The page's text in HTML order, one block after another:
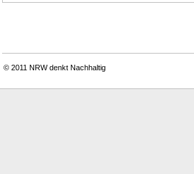
© 2011 NRW denkt Nachhaltig